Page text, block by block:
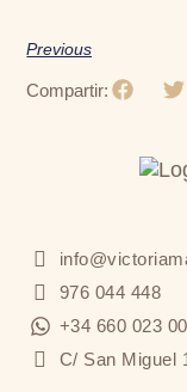
Previous
Compartir:
976 044 448
+34 660 023
C/ San Miguel